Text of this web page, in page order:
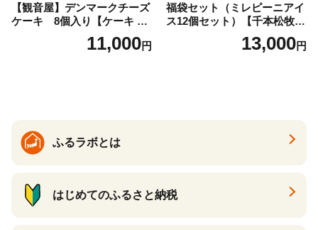
【観音屋】デンマークチーズ
ケーキ 8個入り【ケーキ チ
ーズケーキ 人気スイーツ お
すすめスイーツ 神戸スイー
11,000円
福袋セット（ミレピーニアイ
ス12個セット）【千本松牧
場】 ns025-014-12 【デザー
ト 詰め合わせ ギフト】
13,000円
ふるラボとは
はじめてのふるさと納税